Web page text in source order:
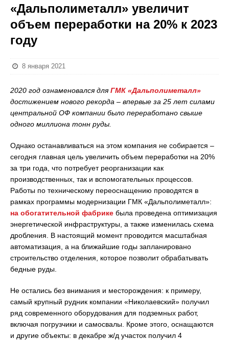
«Дальполиметалл» увеличит
объем переработки на 20% к 2023
году
8 января 2021
2020 год ознаменовался дляГМК «Дальполиметалл»
достижением нового рекорда – впервые за 25 лет силами
центральной ОФ компании было переработано свыше
одного миллиона тонн руды.
Однако останавливаться на этом компания не собирается –
сегодня главная цель увеличить объем переработки на 20%
за три года, что потребует реорганизации как
производственных, так и вспомогательных процессов.
Работы по техническому переоснащению проводятся в
рамках программы модернизации ГМК «Дальполиметалл»:
на обогатительной фабрике была проведена оптимизация
энергетической инфраструктуры, а также изменилась схема
дробления. В настоящий момент проводится масштабная
автоматизация, а на ближайшие годы запланировано
строительство отделения, которое позволит обрабатывать
бедные руды.
Не остались без внимания и месторождения: к примеру,
самый крупный рудник компании «Николаевский» получил
ряд современного оборудования для подземных работ,
включая погрузчики и самосвалы. Кроме этого, оснащаются
и другие объекты: в декабре ж/д участок получил 4